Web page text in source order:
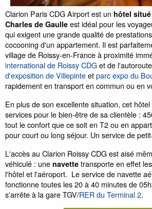
Clarion Paris CDG Airport est un hôtel
Charles de Gaulle est idéal pour les
qui exigent une grande qualité de
cocooning d'un appartement. Il est
village de Roissy-en-France à proximité
international de Roissy CDGet de
d'exposition de Villepinteetparc expo du
rapidement en transport en commun ou en
En plus de son excellente situation, cet
services pour le bien-être de sa clientèle :
tout le confort que ce soit en T2 ou en
pour court ou long séjour. Un service de
L'accès au Clarion Roissy CDG est aisé
véhiculé : une navette transporte en effet
l'hôtel et l'aéroport. Le service de navette
fonctionne toutes les 20 à 40 minutes de
s'arrête à la gare TGV/RER du Terminal 2.